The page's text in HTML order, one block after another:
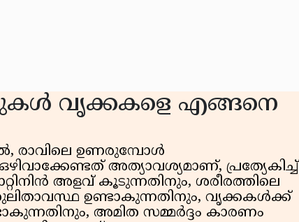
വൃക്കകളെ എങ്ങനെ
രാവിലെ ഉണരുമ്പോൾ
അത്യാവശ്യമാണ്, പ്രത്യേകിച്ച്
അളവ് കൂടുന്നതിനും, ശരീരത്തിലെ
ഉണ്ടാകുന്നതിനും, വൃക്കകൾക്ക്
അമിത സമ്മർദ്ദം കാരണം